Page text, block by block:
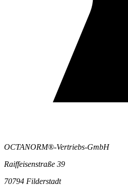
OCTANORM®-Vertriebs-GmbH
Raiffeisenstraße 39
70794 Filderstadt